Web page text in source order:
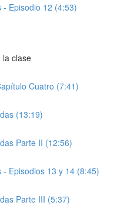
- Episodio 12 (4:53)
la clase
Cuatro (7:41)
(13:19)
Parte II (12:56)
Episodios 13 y 14 (8:45)
Parte III (5:37)